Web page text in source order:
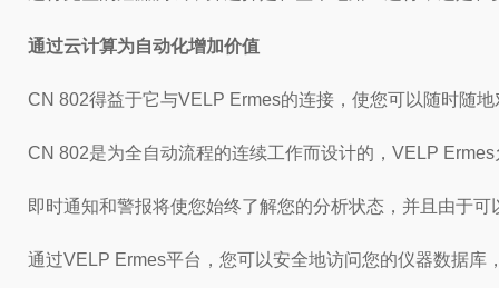
通过云计算为自动化增加价值
CN 802得益于它与VELP Ermes的连接，使您可以随时随
CN 802是为全自动流程的连续工作而设计的，VELP
即时通知和警报将使您始终了解您的分析状态，并且由于
通过VELP Ermes平台，您可以安全地访问您的仪器数据